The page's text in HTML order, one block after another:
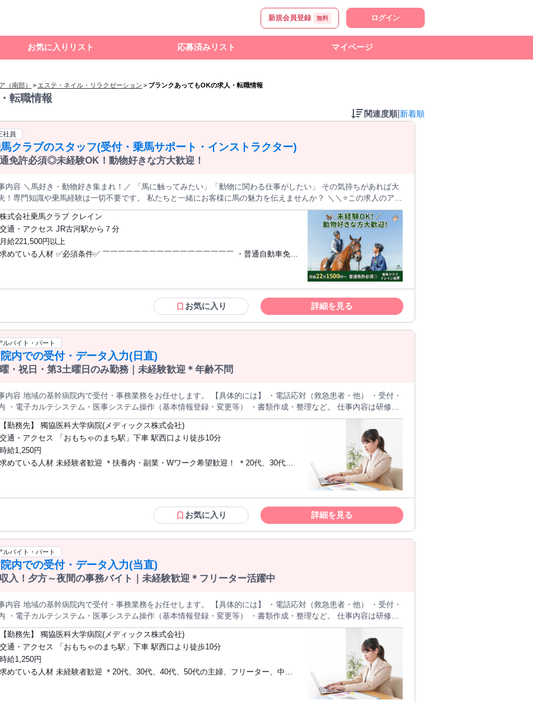
新規会員登録 無料 ログイン
お気に入りリスト 応募済みリスト マイページ
（南部） > エステ・ネイル・リラクゼーション > ブランクあってもOKの求人・転職情報
転職情報
関連度順 新着順
社員
クラブのスタッフ(受付・乗馬サポート・インストラクター)
免許必須◎未経験OK！動物好きな方大歓迎！
馬好き・動物好き集まれ！／ 「馬に触ってみたい」「動物に関わる仕事がしたい」 その気持ちがあれば大
！専門知識や乗馬経験は一切不要です。 私たちと一緒にお客様に馬の魅力を伝えませんか？ ＼＼⭐この求人のアピ
ポイント⭐／／ ～～～～～～～～～～～～～～～～～～～～ ✅未経験でも馬の魅力を伝える お仕事ができます！
トラクター としても活躍できるチャンス◎ ✅充実した手当で安心して 働ける環境です！ ⭐仕事内容⭐
￣￣￣￣￣￣￣￣￣￣￣￣￣￣￣￣￣￣ ⏩フロントのお仕事 クラブの受付業務（会員様の受付、予約確認、会
売 事務作業全般 ⏩体験乗馬のサポート業務 初めて馬に乗られるお客様の サポートを担当します。 安全
を楽しんでいただけるよう、 丁寧にご案内・補助を実施します。 ⏩乗馬インストラクター 指導員資格を取って
様のレッスンを します。 お客様が安心して乗馬を楽しめるよう 様々な側面からサポートします。 ✨経験を積ん
ステップアップも可能✨ - 経験がない方でも将来的には、経験を積むことで フロント業務やインストラクターとし
活躍も可能です！ 馬が好きな方、人と接することが好きな方 にとって、充実感を得られるお仕事です。 ✨ 好き
う気持ちがあれば大丈夫！✨ - 未経験からでも丁寧に指導いたしますので 馬や動物が好きな方であれば 安心してご
いただけます。 先輩スタッフが基礎から 丁寧に教えますので、 乗馬経験がなくても心配いりません。 お客様に乗
楽しさを伝え、 素敵な体験を提供する やりがいのあるお仕事です。 一緒に馬の魅力を多くの方に 広めていきまし
馬の楽しさや馬との触れ合いの素晴らしさ をお届けすることを大切にしています。 ショッピングセンターなどの
施設内で 乗馬体験や乗馬レッスンを提供し、 多くの方々に馬の魅力を伝える活動も 展開しています。 馬と人との
育み、初めて馬に触れる方 から経験者まで、幅広い層のお客様に 満足いただけるサービスを心がけています。 ス
株式会社乗馬クラブ クレイン
交通・アクセス JR古河駅から７分
月給221,500円以上
求めている人材 ✅必須条件✅ ￣￣￣￣￣￣￣￣￣￣￣￣￣￣￣￣￣ ・普通自動車免許
ションを 取ることが好きな方 ・営業経験をお持ちの方 （その経験を活かせます） ・
￣￣￣￣￣￣ ・動物と触れ合う仕事がしたい方 ・お客様に喜んでいただける仕事を
探している方 ・体を動かすことが好きな方 ・新しいことにチャレンジしたい方
お気に入り 詳細を見る
ルバイト・パート
内での受付・データ入力(日直)
・祝日・第3土曜日のみ勤務｜未経験歓迎＊年齢不問
内容 地域の基幹病院内で受付・事務業務をお任せします。 【具体的には】 ・電話応対（救急患者・他） ・受付・
・電子カルテシステム・医事システム操作（基本情報登録・変更等） ・書類作成・整理など。 仕事内容は研修期
しっかりと教えますので、医療機関での勤務やデータ入力の経験がない方も安心して下さい。PCを使って簡単な入
業ができる方であれば対応できる業務内容です。
【勤務先】 獨協医科大学病院(メディックス株式会社)
交通・アクセス 「おもちゃのまち駅」下車 駅西口より徒歩10分
時給1,250円
求めている人材 未経験者歓迎 ＊扶養内・副業・Wワーク希望歓迎！ ＊20代、30代、
お気に入り 詳細を見る
ルバイト・パート
内での受付・データ入力(当直)
入！夕方～夜間の事務バイト｜未経験歓迎＊フリーター活躍中
内容 地域の基幹病院内で受付・事務業務をお任せします。 【具体的には】 ・電話応対（救急患者・他） ・受付・
・電子カルテシステム・医事システム操作（基本情報登録・変更等） ・書類作成・整理など。 仕事内容は研修期
しっかりと教えますので、医療機関での勤務やデータ入力の経験がない方も安心して下さい。PCを使って簡単な入
業ができる方であれば対応できる業務内容です。
【勤務先】 獨協医科大学病院(メディックス株式会社)
交通・アクセス 「おもちゃのまち駅」下車 駅西口より徒歩10分
時給1,250円
求めている人材 未経験者歓迎 ＊20代、30代、40代、50代の主婦、フリーター、中高